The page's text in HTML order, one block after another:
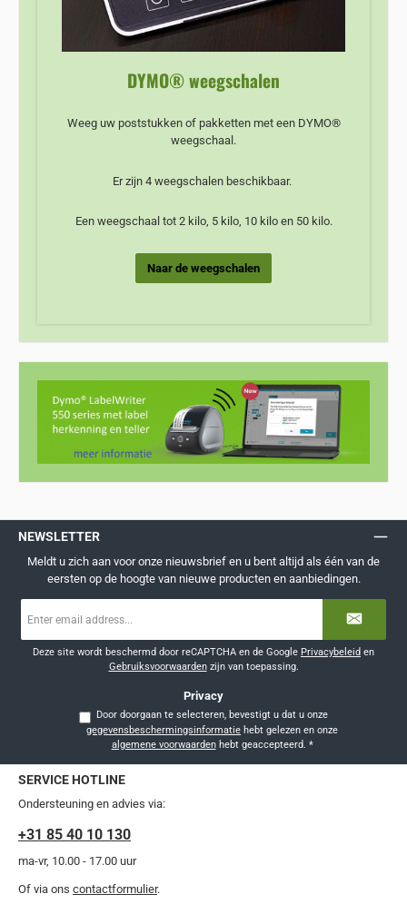
DYMO® weegschalen
Weeg uw poststukken of pakketten met een DYMO®
weegschaal.
Er zijn 4 weegschalen beschikbaar.
Een weegschaal tot 2 kilo, 5 kilo, 10 kilo en 50 kilo.
Naar de weegschalen
NEWSLETTER
Meldt u zich aan voor onze nieuwsbrief en u bent altijd als één van de
eersten op de hoogte van nieuwe producten en aanbiedingen.
mailadres
Deze site wordt beschermd door reCAPTCHA en de Google Privacybeleid en
Gebruiksvoorwaardenzijn van toepassing.
Privacy
Door doorgaan te selecteren, bevestigt u dat u onze
gegevensbeschermingsinformatie
algemene voorwaardenhebt geaccepteerd. *
SERVICE HOTLINE
Ondersteuning en advies via:
+31 85 40 10 130
ma-vr, 10.00 - 17.00 uur
Of via ons contactformulier.